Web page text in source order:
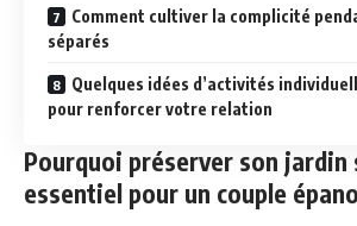
Comment cultiver la complicité
séparés
Quelques idées d’activités
pour renforcer votre relation
Pourquoi préserver son jardin
essentiel pour un couple